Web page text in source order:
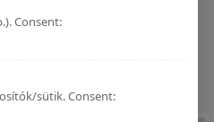
Consent:
sütik. Consent:
F 1998 -